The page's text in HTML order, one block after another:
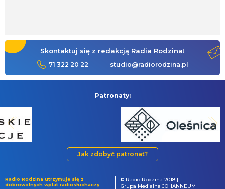
Skontaktuj się z redakcją Radia Rodzina!
71 322 20 22 studio@radiorodzina.pl
Patronaty:
Jak zdobyć patronat?
Radio Rodzina utrzymuje się z
dobrowolnych wpłat radiosłuchaczy.
© Radio Rodzina 2018 |
Grupa Medialna JOHANNEUM